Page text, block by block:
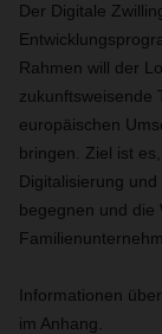
Der Digitale
Rahmen will der
zukunftsweisende
europäischen
bringen. Ziel ist
Digitalisierung
begegnen und die
Informationen
im Anhang.